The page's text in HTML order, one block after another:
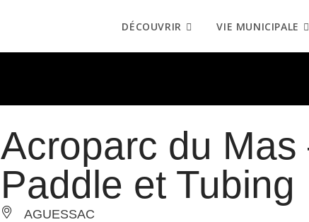
DÉCOUVRIR VIE MUNICIPALE
Acroparc du
Paddle et Tubing
AGUESSAC